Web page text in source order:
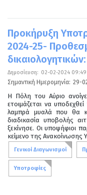
Προκήρυξη
2024-25-
Δημοσίευση: 02-02-2024 09:49
Σημαντική Ημερομηνία: 29-
Η Πόλη του Αύριο
ετοιμάζεται να
λαμπρά μυαλά που θα
διαδικασία υποβολής
ξεκίνησε. Οι υποψήφιοι
κείμενο της Ανακοίνωσης
Γενικοί Διαγωνισμοί
Υποτροφίες